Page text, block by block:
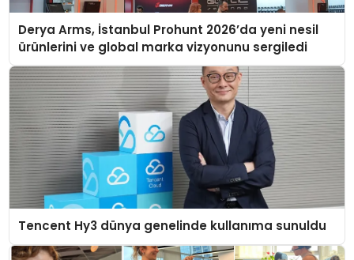
Derya Arms, İstanbul Prohunt 2026’da yeni nesil
ürünlerini ve global marka vizyonunu sergiledi
Tencent Hy3 dünya genelinde kullanıma sunuldu